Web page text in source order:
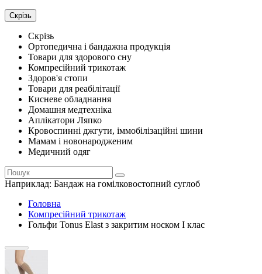
Скрізь
Скрізь
Ортопедична і бандажна продукція
Товари для здорового сну
Компресійний трикотаж
Здоров'я стопи
Товари для реабілітації
Кисневе обладнання
Домашня медтехніка
Аплікатори Ляпко
Кровоспинні джгути, іммобілізаційні шини
Мамам і новонародженим
Медичний одяг
Наприклад: Бандаж на гомілковостопний суглоб
Головна
Компресійний трикотаж
Гольфи Tonus Elast з закритим носком I клас